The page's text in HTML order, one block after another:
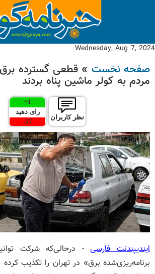
Wednesday, Aug 7, 2024
صفحه نخست » قطعی گسترده برق
مردم به کولر ماشین پناه بردند
نظر کاربران
1
+
رای دهید
57
-
ایندیپندنت فارسی- درحالی‌که شرکت
برنامه‌ریزی‌شده برق» در تهران را تکذیب